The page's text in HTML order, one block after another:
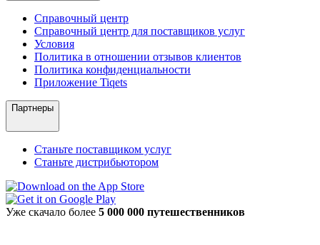
Справочный центр
Справочный центр для поставщиков услуг
Условия
Политика в отношении отзывов клиентов
Политика конфиденциальности
Приложение Tiqets
Партнеры
Станьте поставщиком услуг
Станьте дистрибьютором
Уже скачало более 5 000 000 путешественников